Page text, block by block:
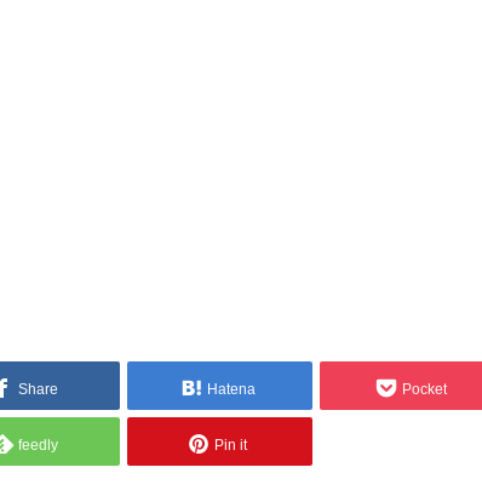
Share Hatena Pocket
feedly Pin it